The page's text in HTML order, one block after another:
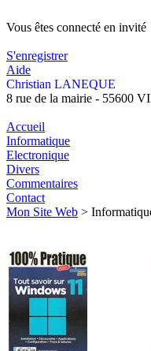
Vous êtes connecté en invité
S'enregistrer
Aide
Christian LANEQUE
8 rue de la mairie - 55600
Accueil
Informatique
Electronique
Divers
Commentaires
Contact
Mon Site Web >